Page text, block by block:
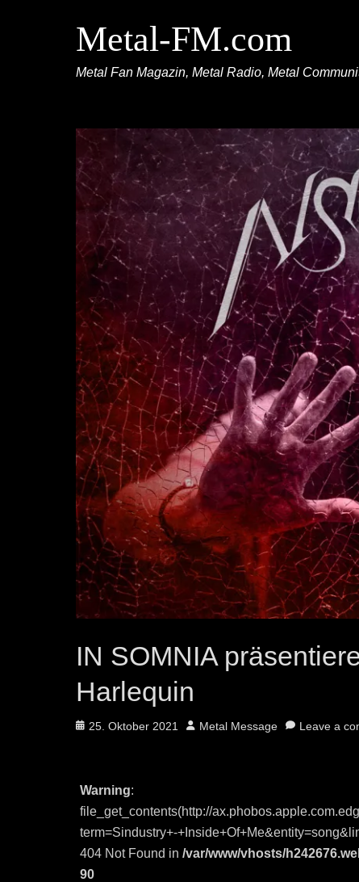
Metal-FM.com
Metal Fan Magazin, Metal Radio, Metal
IN SOMNIA
Harlequin
Posted
25. Oktober 2021 Author
Metal Message Leave a
Warning:
file_get_contents(http://
term=Sindustry+-
404 Not Found in/var/www/vhosts/
90